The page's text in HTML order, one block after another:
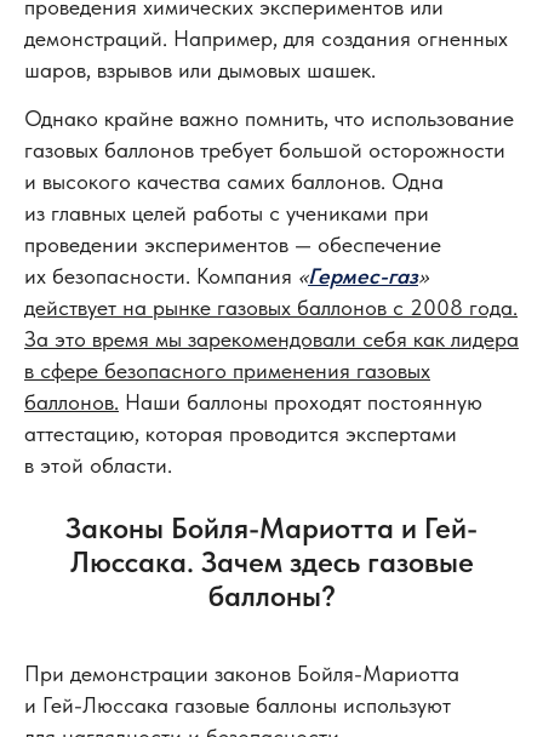
проведения химических экспериментов или
демонстраций. Например, для создания огненных
шаров, взрывов или дымовых шашек.
Однако крайне важно помнить, что использование
газовых баллонов требует большой осторожности
и высокого качества самих баллонов. Одна
из главных целей работы с учениками при
проведении экспериментов — обеспечение
их безопасности. Компания «Гермес-газ»
действует на рынке газовых баллонов с 2008 года.
За это время мы зарекомендовали себя как лидера
в сфере безопасного применения газовых
баллонов. Наши баллоны проходят постоянную
аттестацию, которая проводится экспертами
в этой области.
Законы Бойля-Мариотта и Гей-
Люссака. Зачем здесь газовые
баллоны?
При демонстрации законов Бойля-Мариотта
и Гей-Люссака газовые баллоны используют